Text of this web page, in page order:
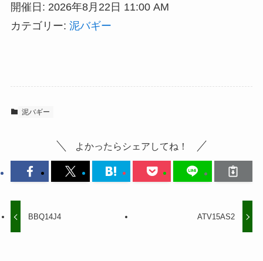
開催日: 2026年8月22日 11:00 AM
カテゴリー: 泥バギー
泥バギー
よかったらシェアしてね！
BBQ14J4 ATV15AS2